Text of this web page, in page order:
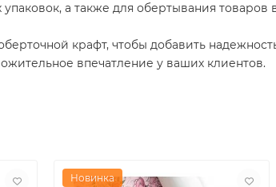
а также для обертывания товаров
крафт, чтобы добавить
впечатление у ваших клиентов.
Новинка